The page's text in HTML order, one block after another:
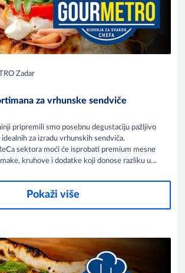
Zadar
za vrhunske sendviče
pripremili smo posebnu degustaciju pažljivo
za izradu vrhunskih sendviča.
sektora moći će isprobati premium mesne
kruhove i dodatke koji donose razliku u
Pokaži više